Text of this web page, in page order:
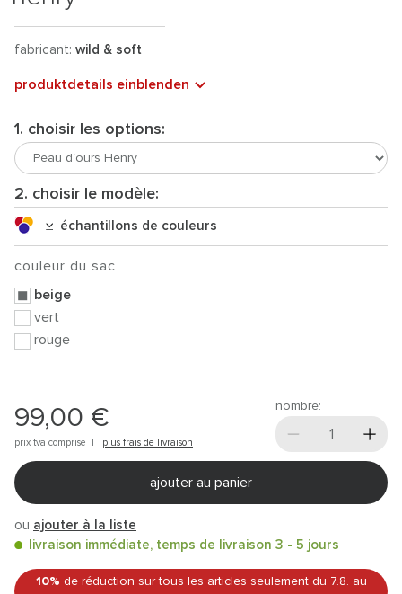
fabricant: wild & soft
produktdetails einblenden
1. choisir les options:
2. choisir le modèle:
échantillons de couleurs
couleur du sac
beige
vert
rouge
99,00 €
prix tva comprise | plus frais de livraison
nombre:
ajouter au panier
ou ajouter à la liste
livraison immédiate, temps de livraison 3 - 5 jours
10% de réduction sur tous les articles seulement du 7.8.
au